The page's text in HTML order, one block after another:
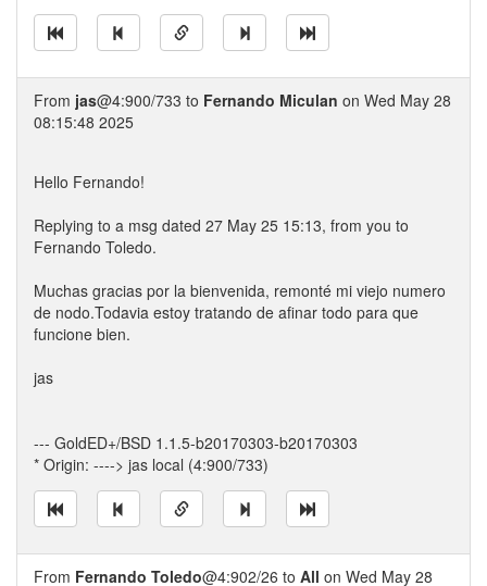
From jas@4:900/733 to Fernando Miculan on Wed May 28
08:15:48 2025
Hello Fernando!
Replying to a msg dated 27 May 25 15:13, from you to
Fernando Toledo.
Muchas gracias por la bienvenida, remonté mi viejo numero
de nodo.Todavia estoy tratando de afinar todo para que
funcione bien.
jas
--- GoldED+/BSD 1.1.5-b20170303-b20170303
* Origin: ----> jas local (4:900/733)
From Fernando Toledo@4:902/26 to All on Wed May 28